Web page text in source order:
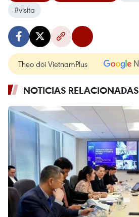
#visita
Theo dõi VietnamPlus
NOTICIAS RELACIONADAS